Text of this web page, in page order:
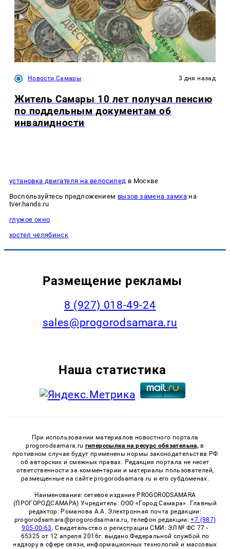
Новости Самары 3 дня назад
Житель Самары 10 лет получал пенсию
по поддельным документам об
инвалидности
установка двигателя на велосипед в Москве
Воспользуйтесь предложением вызов замена замкана
tver.hands.ru
глужое окно
хостел челябинск
Размещение рекламы
8 (927) 018-49-24
sales@progorodsamara.ru
Наша статистика
При использовании материалов новостного портала
progorodsamara.ru гиперссылка на ресурс обязательна, в
противном случае будут применены нормы законодательства РФ
об авторских и смежных правах. Редакция портала не несет
ответственности за комментарии и материалы пользователей,
размещенные на сайте progorodsamara.ru и его субдоменах.
Наименование: сетевое издание PROGORODSAMARA
(ПРОГОРОДСАМАРА) Учредитель: ООО «Город Самара». Главный
редактор: Романова А.А. Электронная почта редакции:
progorodsamara@progorodsamara.ru, телефон редакции:+7 (987)
905-00-63 . Свидетельство о регистрации СМИ: ЭЛ № ФС 77 -
65325 от 12 апреля 2016г. выдано Федеральной службой по
надзору в сфере связи, информационных технологий и массовых